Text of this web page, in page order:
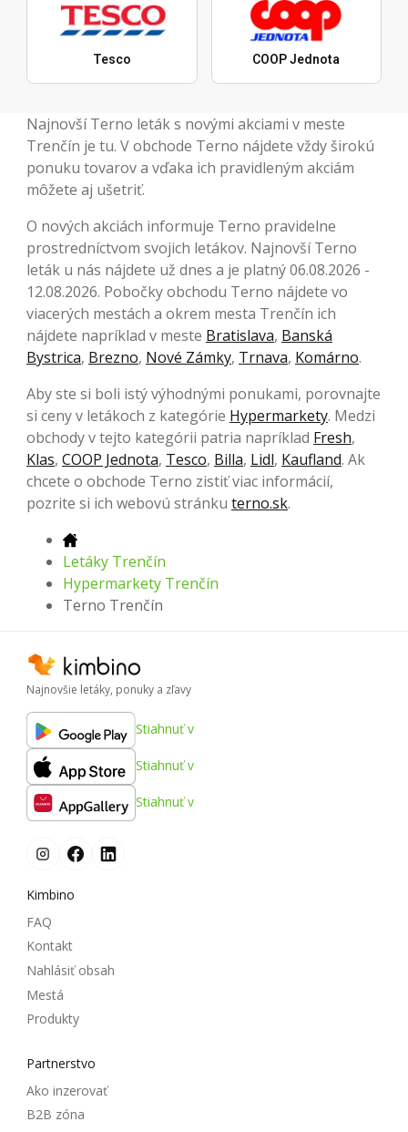
Tesco COOP Jednota
Najnovší Terno leták s novými akciami v meste
Trenčín je tu. V obchode Terno nájdete vždy širokú
ponuku tovarov a vďaka ich pravidleným akciám
môžete aj ušetriť.
O nových akciách informuje Terno pravidelne
prostredníctvom svojich letákov. Najnovší Terno
leták u nás nájdete už dnes a je platný 06.08.2026 -
12.08.2026. Pobočky obchodu Terno nájdete vo
viacerých mestách a okrem mesta Trenčín ich
nájdete napríklad v meste Bratislava, Banská
Bystrica, Brezno, Nové Zámky, Trnava, Komárno.
Aby ste si boli istý výhodnými ponukami, porovnajte
si ceny v letákoch z kategórie Hypermarkety. Medzi
obchody v tejto kategórii patria napríklad Fresh,
Klas, COOP Jednota, Tesco, Billa, Lidl, Kaufland. Ak
chcete o obchode Terno zistiť viac informácií,
pozrite si ich webovú stránku terno.sk.
Letáky Trenčín
Hypermarkety Trenčín
Terno Trenčín
Najnovšie letáky, ponuky a zľavy
Stiahnuť v
Stiahnuť v
Stiahnuť v
Kimbino
FAQ
Kontakt
Nahlásiť obsah
Mestá
Produkty
Partnerstvo
Ako inzerovať
B2B zóna